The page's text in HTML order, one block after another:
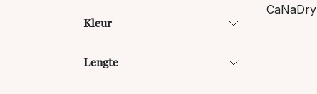
Kleur
Lengte
CaNaDry